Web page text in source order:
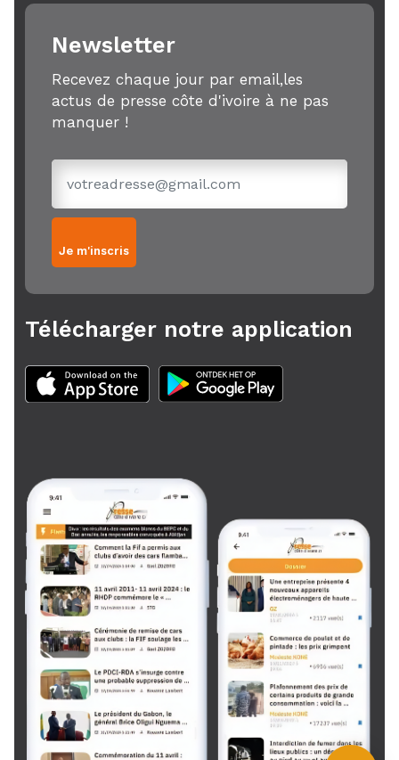
Newsletter
Recevez chaque jour par email,les
actus de presse côte d'ivoire à ne pas
manquer !
Je m'inscris
Télécharger notre application